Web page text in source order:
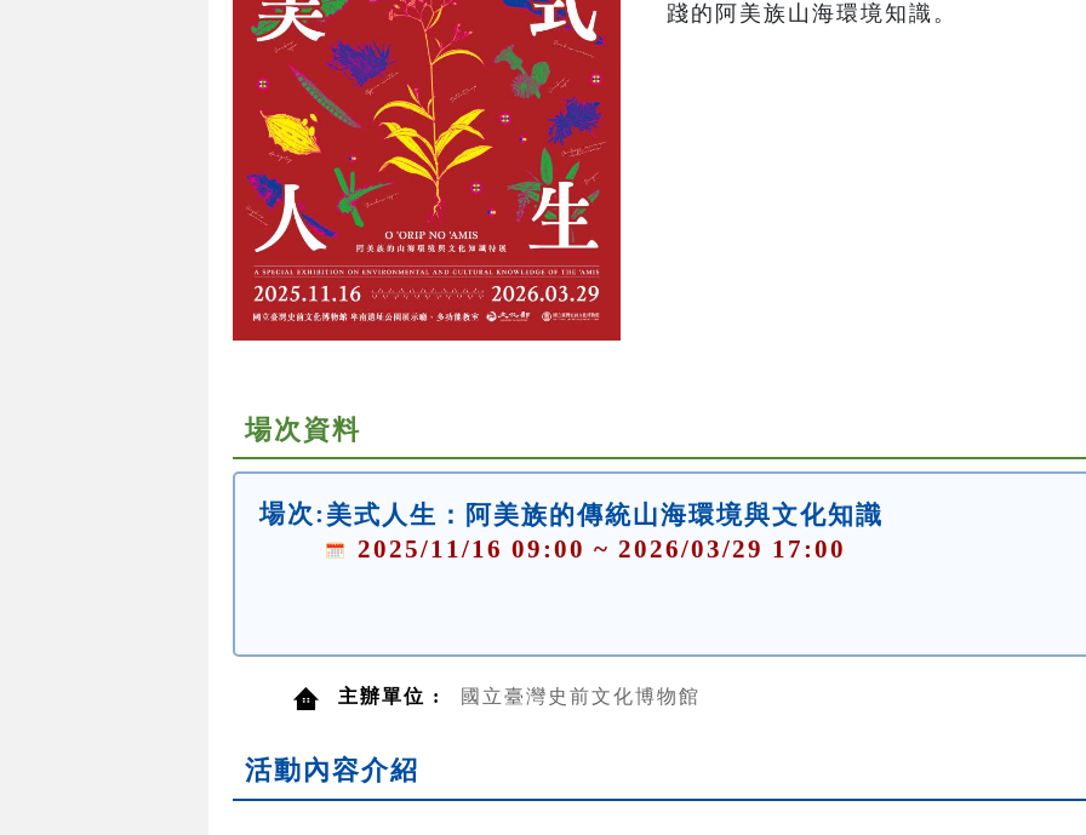
踐的阿美族山海環境知識。
場次資料
場次: 美式人生：阿美族的傳統山海環境與文化知識
2025/11/16 09:00 ~ 2026/03/29 17:00
主辦單位 : 國立臺灣史前文化博物館
活動內容介紹